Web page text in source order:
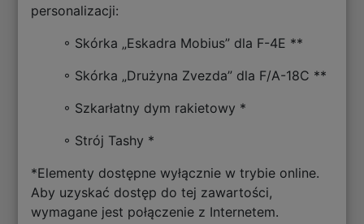
personalizacji:
◦ Skórka „Eskadra Mobius” dla F-4E **
◦ Skórka „Drużyna Zvezda” dla F/A-18C **
◦ Szkarłatny dym rakietowy *
◦ Strój Tashy *
*Elementy dostępne wyłącznie w trybie online.
Aby uzyskać dostęp do tej zawartości,
wymagane jest połączenie z Internetem.